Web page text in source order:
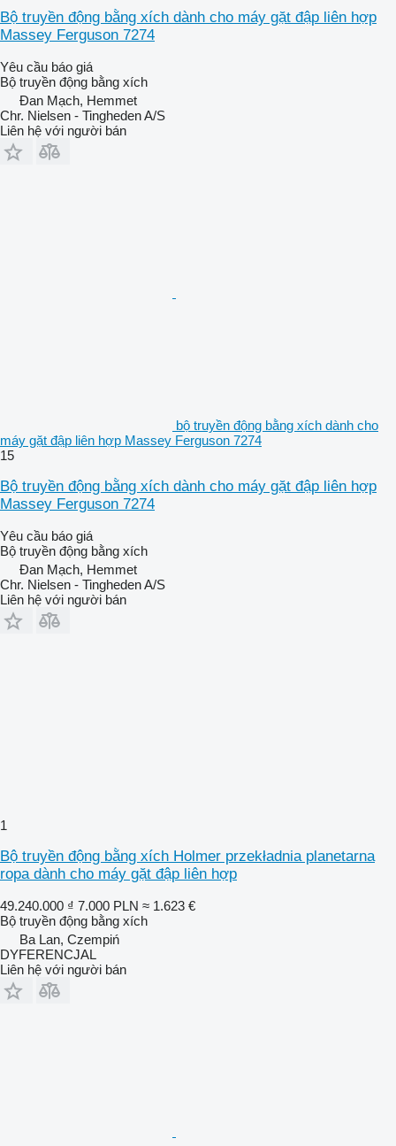
Bộ truyền động bằng xích dành cho máy gặt đập liên hợp
Massey Ferguson 7274
Yêu cầu báo giá
Bộ truyền động bằng xích
Đan Mạch, Hemmet
Chr. Nielsen - Tingheden A/S
Liên hệ với người bán
bộ truyền động bằng xích dành cho
máy gặt đập liên hợp Massey Ferguson 7274
15
Bộ truyền động bằng xích dành cho máy gặt đập liên hợp
Massey Ferguson 7274
Yêu cầu báo giá
Bộ truyền động bằng xích
Đan Mạch, Hemmet
Chr. Nielsen - Tingheden A/S
Liên hệ với người bán
1
Bộ truyền động bằng xích Holmer przekładnia planetarna
ropa dành cho máy gặt đập liên hợp
49.240.000 ₫ 7.000 PLN ≈ 1.623 €
Bộ truyền động bằng xích
Ba Lan, Czempiń
DYFERENCJAL
Liên hệ với người bán